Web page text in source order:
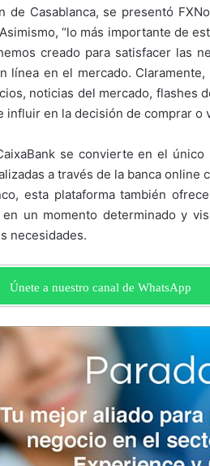
de Casablanca, se presentó
“lo más importante de
creado para satisfacer las
línea en el mercado.
noticias del mercado, flashes
influir en la decisión de comprar o
se convierte en el
a través de la banca online
esta plataforma también
un momento determinado y
necesidades.
Únete a nuestro canal de WhatsApp